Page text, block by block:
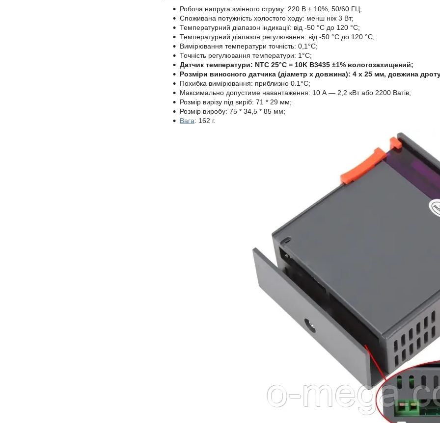
Робоча напруга змінного струму: 220 В ± 10%, 50/60 ГЦ;
Споживана потужність холостого ходу: менш ніж 3 Вт;
Температурний діапазон індикації: від -50 °C до 120 °C;
Температурний діапазон регулювання: від -50 °C до 120 °C;
Вимірювання температури точність: 0,1°C;
Точність регулювання температури: 1°C;
Датчик температури: NTC 25°C = 10K B3435 ±1% вологозахищений;
Розміри виносного датчика (діаметр x довжина): 4 x 25 мм, довжина
Похибка вимірювання: приблизно 0.1°C;
Максимально допустиме навантаження: 10 А — 2,2 кВт або 2200 Ватів;
Розмір вирізу під виріб: 71 * 29 мм;
Розмір виробу: 75 * 34,5 * 85 мм;
Вага: 162 г.